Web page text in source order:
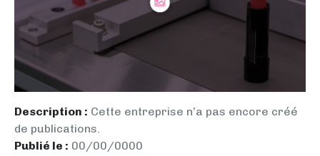
Description : Cette entreprise n’a pas encore créé
de publications.
Publié le : 00/00/0000